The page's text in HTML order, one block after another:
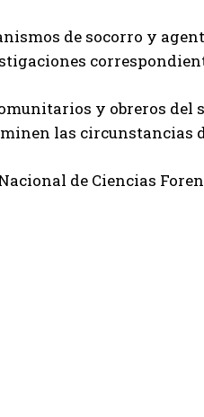
de socorro y
y obreros del
las circunstancias
de Ciencias